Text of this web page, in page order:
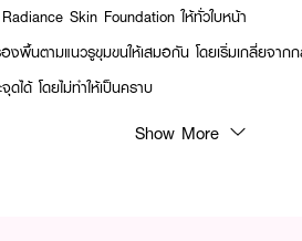
Skin Foundation ให้ทั่วใบหน้า
นตามแนวรูขุมขนให้เสมอกัน โดยเริ่มเกลี่ยจากก
ได้ โดยไม่ทำให้เป็นคราบ
Show More